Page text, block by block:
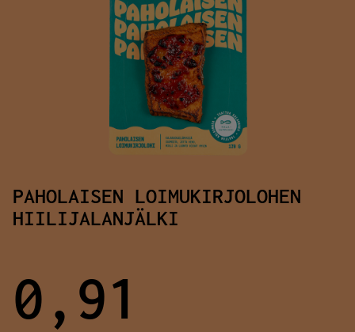
PAHOLAISEN LOIMUKIRJOLOHEN
HIILIJALANJÄLKI
0,91